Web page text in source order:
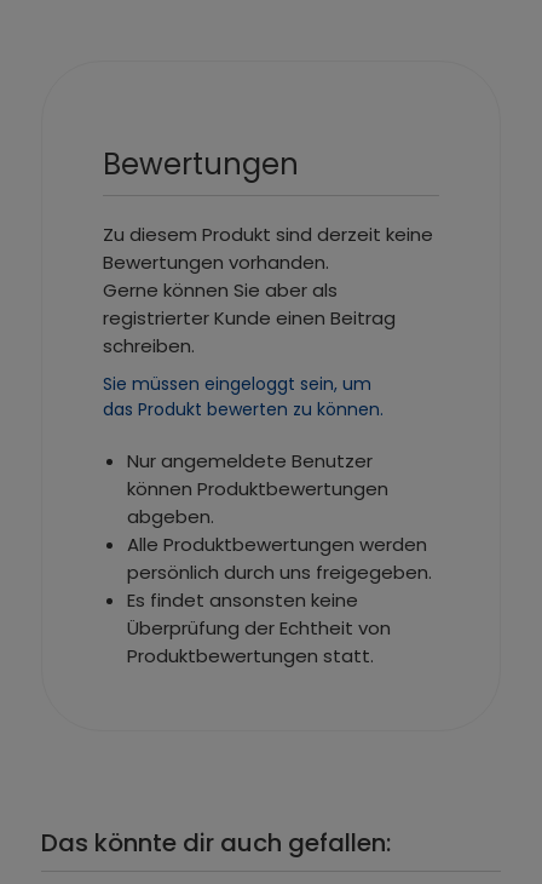
Bewertungen
Zu diesem Produkt sind derzeit keine
Bewertungen vorhanden.
Gerne können Sie aber als
registrierter Kunde einen Beitrag
schreiben.
Sie müssen eingeloggt sein, um
das Produkt bewerten zu können.
Nur angemeldete Benutzer
können Produktbewertungen
abgeben.
Alle Produktbewertungen werden
persönlich durch uns freigegeben.
Es findet ansonsten keine
Überprüfung der Echtheit von
Produktbewertungen statt.
Das könnte dir auch gefallen: